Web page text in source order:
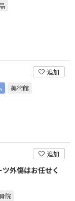
追加
美術館
追加
外傷はお任せく
院